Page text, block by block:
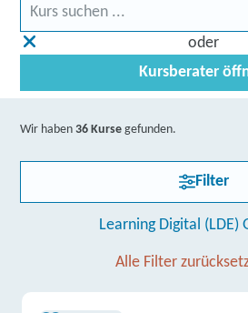
oder
Kursberater
Wir haben36 Kurse gefunden.
Filter
Learning Digital (LDE)
Alle Filter